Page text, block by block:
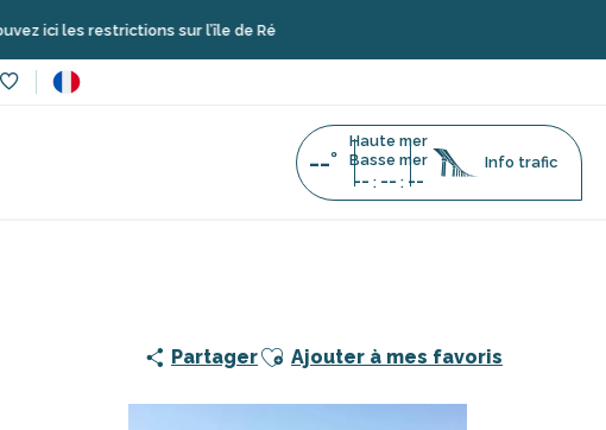
sur l’île de Ré
--°
Haute mer
Basse mer
-- : -- : --
Info trafic
de catamaran avec skipper par Dream'On
PartagerAjouter aux favoris
Ajouter à mes favoris